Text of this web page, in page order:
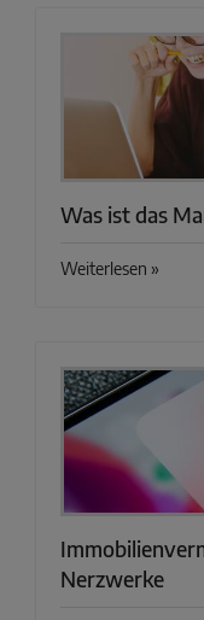
Was ist das
Weiterlesen »
Nerzwerke